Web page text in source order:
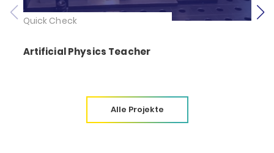
Quick Check
Artificial Physics Teacher
Alle Projekte